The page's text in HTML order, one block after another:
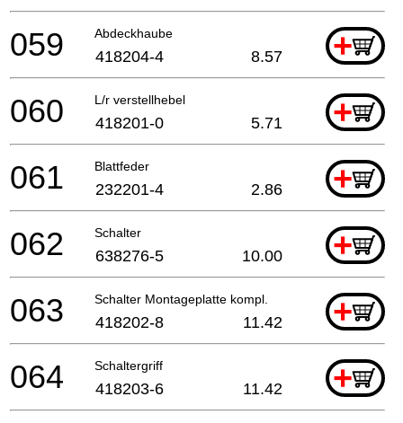
Abdeckhaube +
059 418204-4 8.57
L/r verstellhebel +
060 418201-0 5.71
Blattfeder +
061 232201-4 2.86
Schalter +
062 638276-5 10.00
Schalter Montageplatte kompl. +
063 418202-8 11.42
Schaltergriff +
064 418203-6 11.42